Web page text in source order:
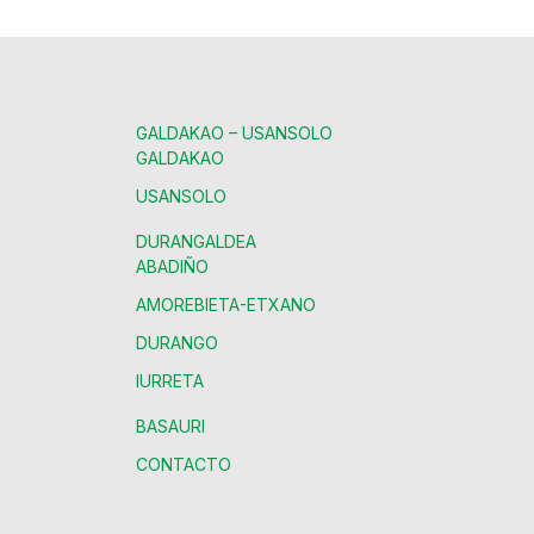
GALDAKAO – USANSOLO
GALDAKAO
USANSOLO
DURANGALDEA
ABADIÑO
AMOREBIETA-ETXANO
DURANGO
IURRETA
BASAURI
CONTACTO